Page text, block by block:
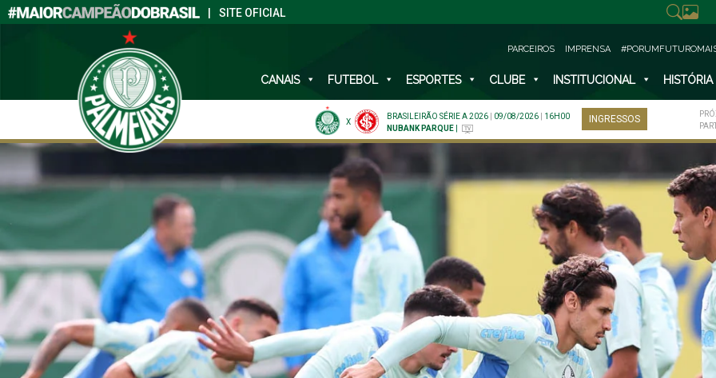
SITE OFICIAL
PARCEIROS IMPRENSA
CANAIS FUTEBOL ESPORTES CLUBE INSTITUCIONAL HISTÓRIA
X
BRASILEIRÃO SÉRIE A 2026 09/08/2026
16H00
NUBANK PARQUE
INGRESSOS